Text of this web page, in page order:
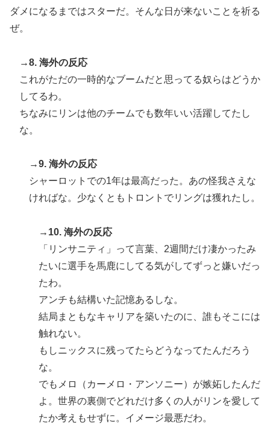
ダメになるまではスターだ。そんな日が来ないことを祈る
ぜ。
→8. 海外の反応
これがただの一時的なブームだと思ってる奴らはどうか
してるわ。
ちなみにリンは他のチームでも数年いい活躍してたし
な。
→9. 海外の反応
シャーロットでの1年は最高だった。あの怪我さえな
ければな。少なくともトロントでリングは獲れたし。
→10. 海外の反応
「リンサニティ」って言葉、2週間だけ凄かったみ
たいに選手を馬鹿にしてる気がしてずっと嫌いだっ
たわ。
アンチも結構いた記憶あるしな。
結局まともなキャリアを築いたのに、誰もそこには
触れない。
もしニックスに残ってたらどうなってたんだろう
な。
でもメロ（カーメロ・アンソニー）が嫉妬したんだ
よ。世界の裏側でどれだけ多くの人がリンを愛して
たか考えもせずに。イメージ最悪だわ。